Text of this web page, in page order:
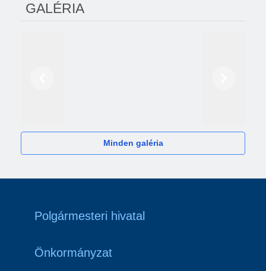
GALÉRIA
Minden galéria
Polgármesteri hivatal
Önkormányzat